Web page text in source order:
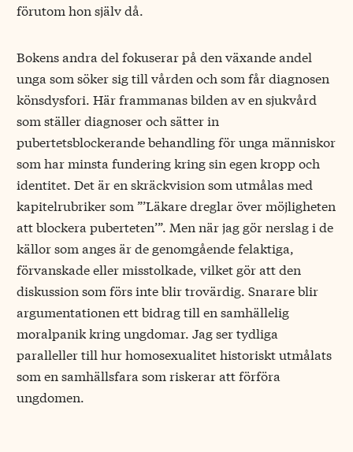
förutom hon själv då.
Bokens andra del fokuserar på den växande andel
unga som söker sig till vården och som får diagnosen
könsdysfori. Här frammanas bilden av en sjukvård
som ställer diagnoser och sätter in
pubertetsblockerande behandling för unga människor
som har minsta fundering kring sin egen kropp och
identitet. Det är en skräckvision som utmålas med
kapitelrubriker som ”’Läkare dreglar över möjligheten
att blockera puberteten’”. Men när jag gör nerslag i de
källor som anges är de genomgående felaktiga,
förvanskade eller misstolkade, vilket gör att den
diskussion som förs inte blir trovärdig. Snarare blir
argumentationen ett bidrag till en samhällelig
moralpanik kring ungdomar. Jag ser tydliga
paralleller till hur homosexualitet historiskt utmålats
som en samhällsfara som riskerar att förföra
ungdomen.